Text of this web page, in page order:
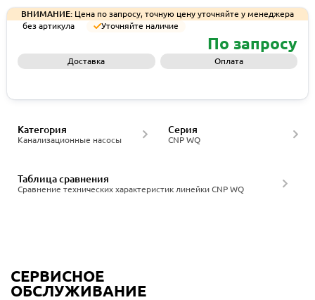
ВНИМАНИЕ: Цена по запросу, точную цену уточняйте у менеджера
без артикула
Уточняйте наличие
По запросу
Доставка Оплата
Канализационные насосы
Категория
CNP WQ
Серия
Сравнение технических характеристик линейки CNP WQ
Таблица сравнения
СЕРВИСНОЕ
ОБСЛУЖИВАНИЕ